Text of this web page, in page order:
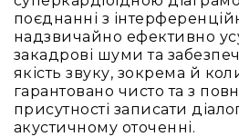
Навушники
Для
Для
спорту
поєднанні з
надзвичайно ефективно
закадрові шуми та
якість звуку, зокрема й
гарантовано чисто та з
присутності записати
акустичному оточенні.